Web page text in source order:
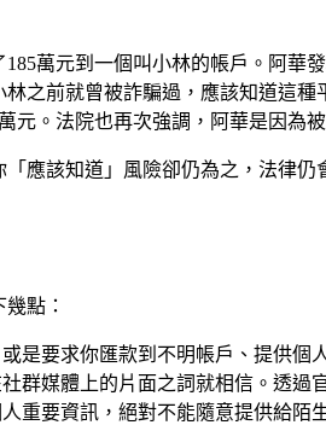
萬元到一個叫小林的帳戶。阿
之前就曾被詐騙過，應該知道這
。法院也再次強調，阿華是因為
應該知道」風險卻仍為之，法律
點：
是要求你匯款到不明帳戶、提供個
群媒體上的片面之詞就相信。透過
重要資訊，絕對不能隨意提供給陌